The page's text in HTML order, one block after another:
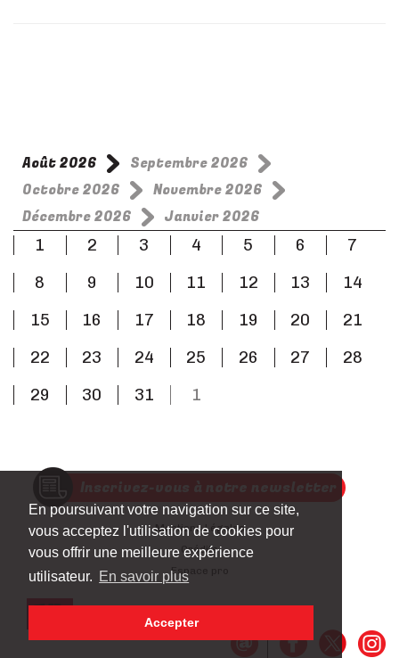
En poursuivant votre navigation sur ce site,
vous acceptez l'utilisation de cookies pour
vous offrir une meilleure expérience
utilisateur. En savoir plus
Accepter
Août 2026
Septembre 2026
Octobre 2026
Novembre 2026
Décembre 2026
Janvier 2026
1
2 3 4 5 6
7
8
9 10 11 12 13
14
15
16 17 18 19 20
21
22
23 24 25 26 27
28
29
30 31 1
Mentions Légales
Crédits
Espace pro